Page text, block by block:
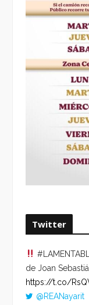
Twitter
de Joan
https://t.co/
@REANayarit